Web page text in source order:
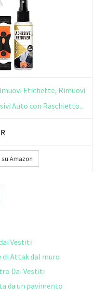
Etichette, Rimuovi
Auto con Raschietto...
Amazon
di
vi
di
Vestiti
di Attak dal muro
Dai Vestiti
da un pavimento